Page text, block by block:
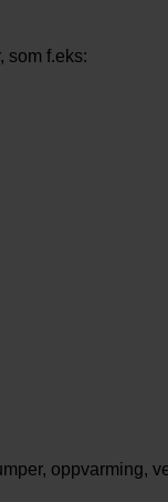
som f.eks: